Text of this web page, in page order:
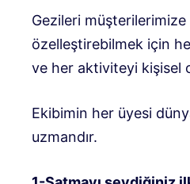
Gezileri
özelleştirebilmek için
ve her aktiviteyi kişisel
Ekibimin her üyesi
uzmandır.